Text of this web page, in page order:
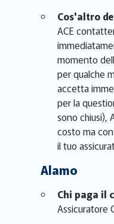
Cos'altro
ACE
momento
per qualche
accetta
per la
sono chiusi),
costo ma
il tuo
Alamo
Chi paga il
Assicuratore